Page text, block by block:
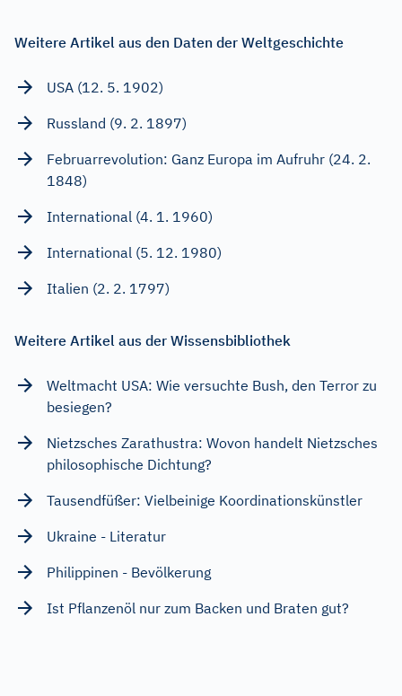
Weitere Artikel aus den Daten der Weltgeschichte
USA (12. 5. 1902)
Russland (9. 2. 1897)
Februarrevolution: Ganz Europa im Aufruhr (24. 2.
1848)
International (4. 1. 1960)
International (5. 12. 1980)
Italien (2. 2. 1797)
Weitere Artikel aus der Wissensbibliothek
Weltmacht USA: Wie versuchte Bush, den Terror zu
besiegen?
Nietzsches Zarathustra: Wovon handelt Nietzsches
philosophische Dichtung?
Tausendfüßer: Vielbeinige Koordinationskünstler
Ukraine - Literatur
Philippinen - Bevölkerung
Ist Pflanzenöl nur zum Backen und Braten gut?